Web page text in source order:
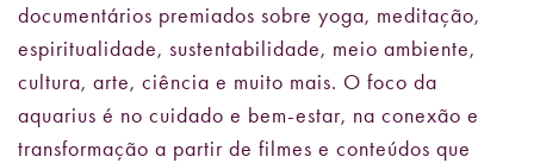
documentários premiados sobre yoga, meditação,
espiritualidade, sustentabilidade, meio ambiente,
cultura, arte, ciência e muito mais. O foco da
aquarius é no cuidado e bem-estar, na conexão e
transformação a partir de filmes e conteúdos que